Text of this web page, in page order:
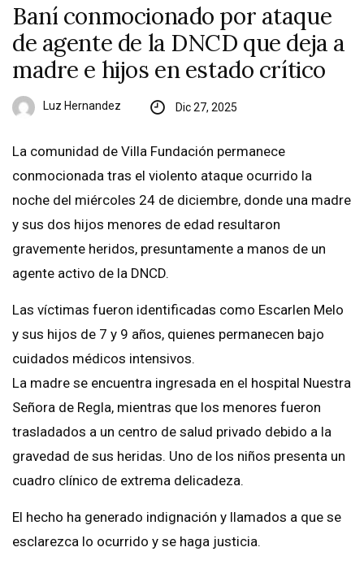
Baní conmocionado por ataque
de agente de la DNCD que deja a
madre e hijos en estado crítico
Luz Hernandez Dic 27, 2025
La comunidad de Villa Fundación permanece
conmocionada tras el violento ataque ocurrido la
noche del miércoles 24 de diciembre, donde una madre
y sus dos hijos menores de edad resultaron
gravemente heridos, presuntamente a manos de un
agente activo de la DNCD.
Las víctimas fueron identificadas como Escarlen Melo
y sus hijos de 7 y 9 años, quienes permanecen bajo
cuidados médicos intensivos.
La madre se encuentra ingresada en el hospital Nuestra
Señora de Regla, mientras que los menores fueron
trasladados a un centro de salud privado debido a la
gravedad de sus heridas. Uno de los niños presenta un
cuadro clínico de extrema delicadeza.
El hecho ha generado indignación y llamados a que se
esclarezca lo ocurrido y se haga justicia.